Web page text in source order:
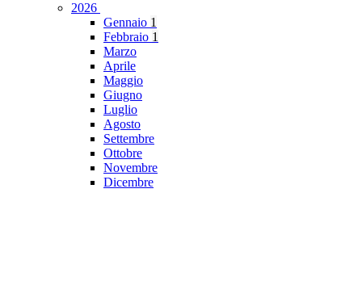
2026
Gennaio 1
Febbraio 1
Marzo
Aprile
Maggio
Giugno
Luglio
Agosto
Settembre
Ottobre
Novembre
Dicembre